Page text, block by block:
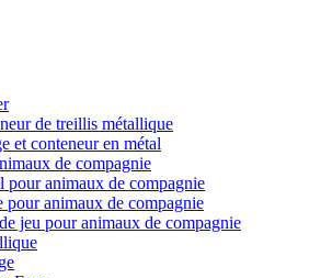
de treillis métallique
et conteneur en métal
de compagnie
pour animaux de compagnie
pour animaux de compagnie
jeu pour animaux de compagnie